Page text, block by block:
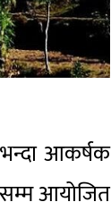
आकर्षक
सम्म आयोजित